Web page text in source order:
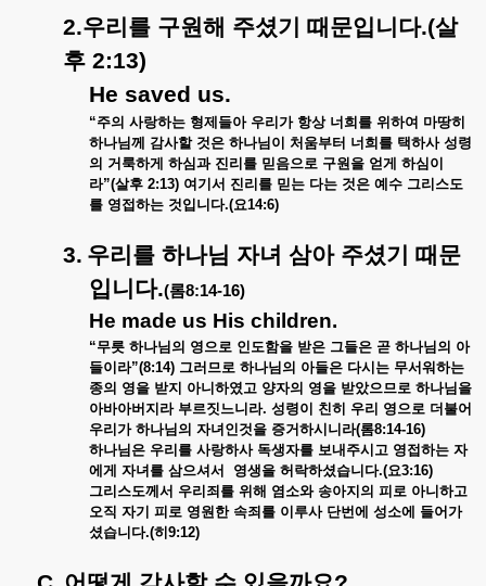
2.우리를 구원해 주셨기 때문입니다.(살
후 2:13)
He saved us.
“주의 사랑하는 형제들아 우리가 항상 너희를 위하여 마땅히
하나님께 감사할 것은 하나님이 처움부터 너희를 택하사 성령
의 거룩하게 하심과 진리를 믿음으로 구원을 얻게 하심이
라”(살후 2:13) 여기서 진리를 믿는 다는 것은 예수 그리스도
를 영접하는 것입니다.(요14:6)
3. 우리를 하나님 자녀 삼아 주셨기 때문
입니다.(롬8:14-16)
He made us His children.
“무릇 하나님의 영으로 인도함을 받은 그들은 곧 하나님의 아
들이라”(8:14) 그러므로 하나님의 아들은 다시는 무서워하는
종의 영을 받지 아니하였고 양자의 영을 받았으므로 하나님을
아바아버지라 부르짓느니라. 성령이 친히 우리 영으로 더불어
우리가 하나님의 자녀인것을 증거하시니라(롬8:14-16)
하나님은 우리를 사랑하사 독생자를 보내주시고 영접하는 자
에게 자녀를 삼으셔서
영생을 허락하셨습니다.(요3:16)
그리스도께서 우리죄를 위해 염소와 송아지의 피로 아니하고
오직 자기 피로 영원한 속죄를 이루사 단번에 성소에 들어가
셨습니다.(히 9:12)